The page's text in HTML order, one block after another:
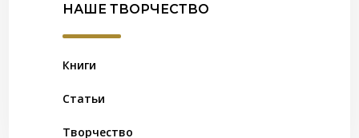
НАШЕ ТВОРЧЕСТВО
Книги
Статьи
Творчество